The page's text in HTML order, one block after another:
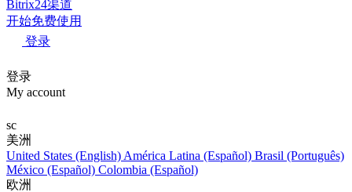
Bitrix24渠道
开始免费使用
登录
登录
My account
sc
美洲
United States (English) América Latina (Español) Brasil (Português)
México (Español) Colombia (Español)
欧洲